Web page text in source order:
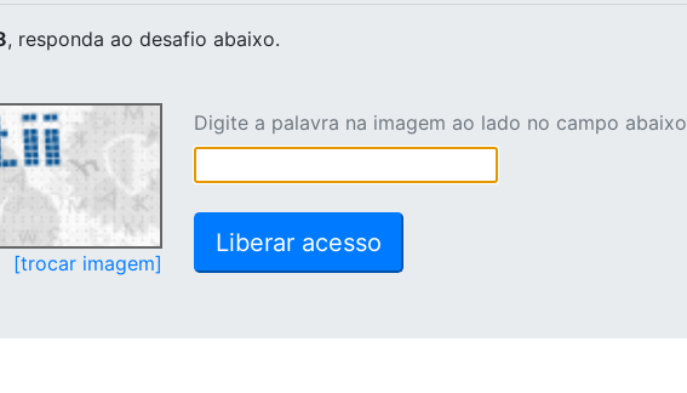
, responda ao desafio abaixo.
[trocar imagem]
Digite a palavra na imagem ao lado no campo abaixo